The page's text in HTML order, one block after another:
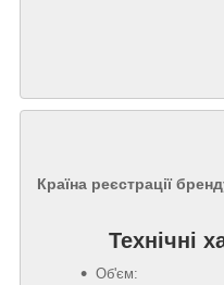
Технічні
Об'єм:
Країна реєстрації